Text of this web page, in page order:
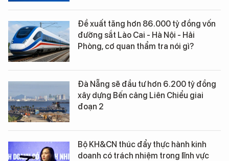
Đề xuất tăng hơn 86.000 tỷ đồng vốn
đường sắt Lào Cai - Hà Nội - Hải
Phòng, cơ quan thẩm tra nói gì?
Đà Nẵng sẽ đầu tư hơn 6.200 tỷ đồng
xây dựng Bến cảng Liên Chiểu giai
đoạn 2
Bộ KH&CN thúc đẩy thực hành kinh
doanh có trách nhiệm trong lĩnh vực